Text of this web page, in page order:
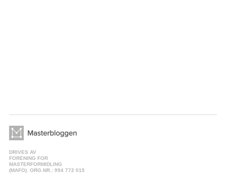
DRIVES AV
FORENING FOR
MASTERFORMIDLING
(MAFO). ORG.NR.: 994 772 015